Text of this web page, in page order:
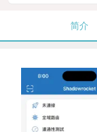
简介